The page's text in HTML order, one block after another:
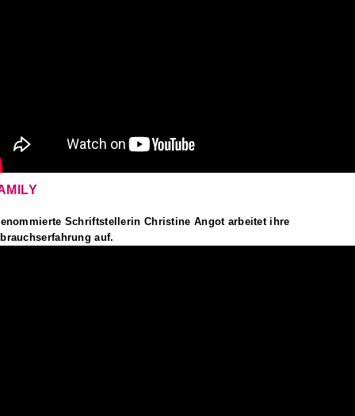
Schriftstellerin Christine Angot arbeitet ihre
auf.